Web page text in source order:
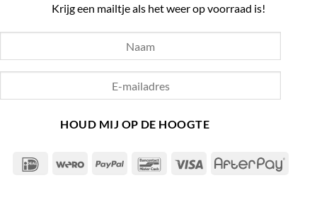
Krijg een mailtje als het weer op voorraad is!
HOUD MIJ OP DE HOOGTE
IDeal Wero PayPal Bancontact
Visa